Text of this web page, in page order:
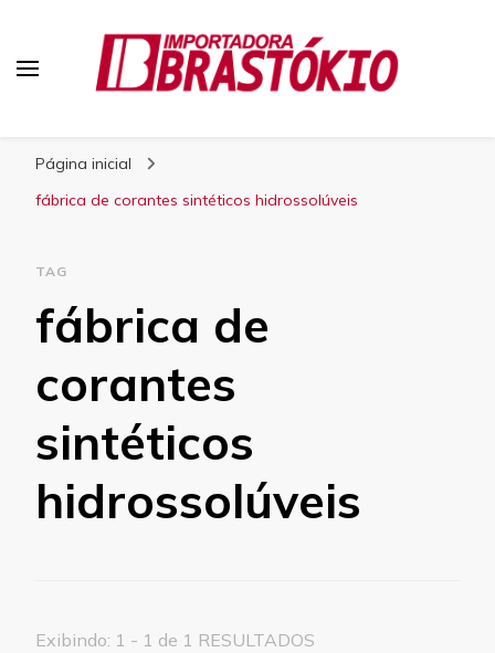
Página inicial
fábrica de corantes sintéticos hidrossolúveis
TAG
fábrica de
corantes
sintéticos
hidrossolúveis
Exibindo: 1 - 1 de 1 RESULTADOS